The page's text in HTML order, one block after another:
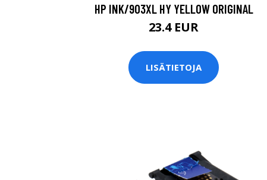
HP INK/903XL HY YELLOW ORIGINAL
23.4 EUR
LISÄTIETOJA